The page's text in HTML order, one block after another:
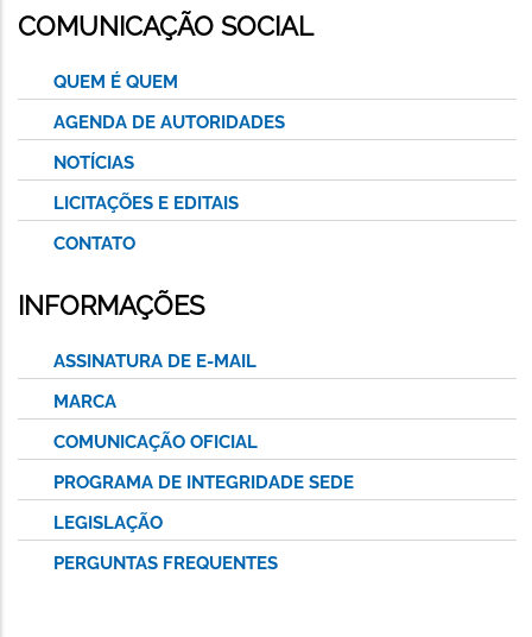
COMUNICAÇÃO SOCIAL
QUEM É QUEM
AGENDA DE AUTORIDADES
NOTÍCIAS
LICITAÇÕES E EDITAIS
CONTATO
INFORMAÇÕES
ASSINATURA DE E-MAIL
MARCA
COMUNICAÇÃO OFICIAL
PROGRAMA DE INTEGRIDADE SEDE
LEGISLAÇÃO
PERGUNTAS FREQUENTES